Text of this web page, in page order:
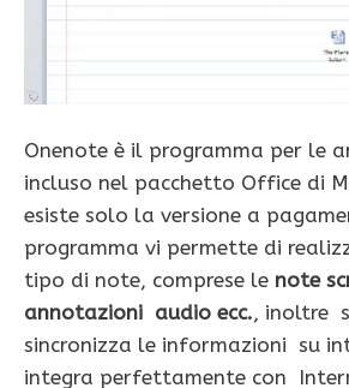
Onenote è il programma per le
incluso nel pacchetto Office di
esiste solo la versione a
programma vi permette di
tipo di note, comprese le note
annotazioni audio ecc., inoltre
sincronizza le informazioni su
integra perfettamente con